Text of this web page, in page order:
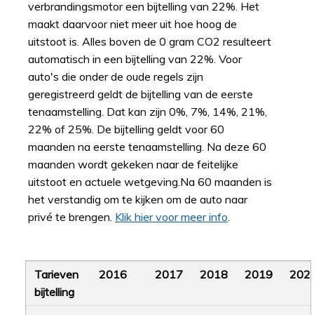
verbrandingsmotor een bijtelling van 22%. Het
maakt daarvoor niet meer uit hoe hoog de
uitstoot is. Alles boven de 0 gram CO2 resulteert
automatisch in een bijtelling van 22%. Voor
auto's die onder de oude regels zijn
geregistreerd geldt de bijtelling van de eerste
tenaamstelling. Dat kan zijn 0%, 7%, 14%, 21%,
22% of 25%. De bijtelling geldt voor 60
maanden na eerste tenaamstelling. Na deze 60
maanden wordt gekeken naar de feitelijke
uitstoot en actuele wetgeving.Na 60 maanden is
het verstandig om te kijken om de auto naar
privé te brengen. Klik hier voor meer info
Tarieven
bijtelling
2016 2017 2018 2019